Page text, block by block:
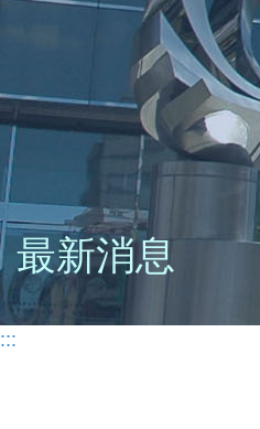
最新消息
:::